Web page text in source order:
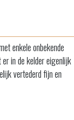
enkele onbekende
in de kelder eigenlijk
vertederd fijn en